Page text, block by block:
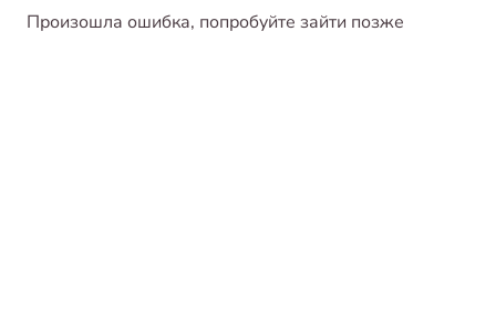
Произошла ошибка, попробуйте зайти позже